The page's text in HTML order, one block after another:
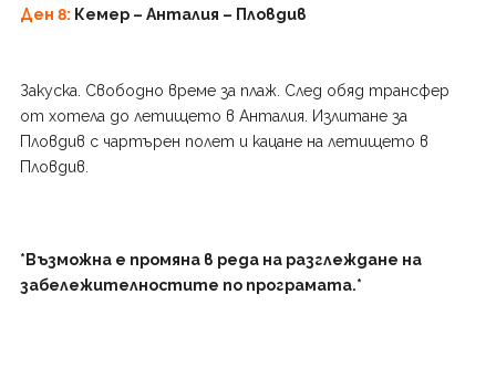
Ден 8: Кемер – Анталия – Пловдив
Закуска. Свободно време за плаж. След обяд трансфер
от хотела до летището в Анталия. Излитане за
Пловдив с чартърен полет и кацане на летището в
Пловдив.
*Възможна е промяна в реда на разглеждане на
забележителностите по програмата.*